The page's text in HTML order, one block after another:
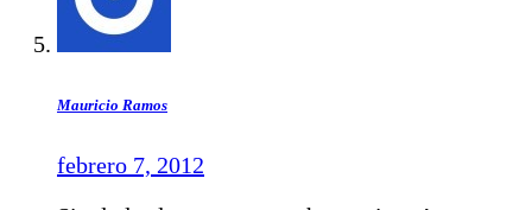
Mauricio Ramos
febrero 7, 2012